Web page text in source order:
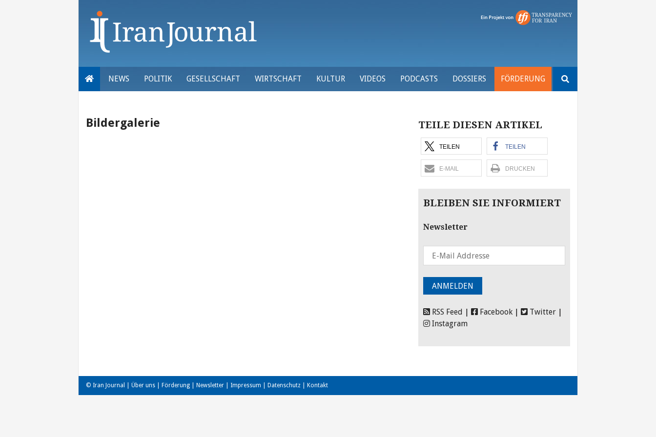
NEWS POLITIK GESELLSCHAFT WIRTSCHAFT KULTUR VIDEOS PODCASTS DOSSIERS FÖRDERUNG
nach:
Bildergalerie TEILE DIESEN ARTIKEL
TEILEN TEILEN
E-MAIL DRUCKEN
BLEIBEN SIE INFORMIERT
Newsletter
RSS Feed Facebook Twitter
Instagram
© Iran Journal | Über uns Förderung Newsletter Impressum Datenschutz Kontakt